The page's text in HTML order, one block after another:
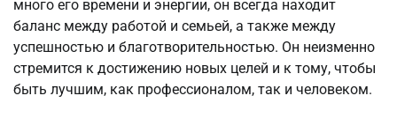
много его времени и энергии, он всегда находит
баланс между работой и семьей, а также между
успешностью и благотворительностью. Он неизменно
стремится к достижению новых целей и к тому, чтобы
быть лучшим, как профессионалом, так и человеком.